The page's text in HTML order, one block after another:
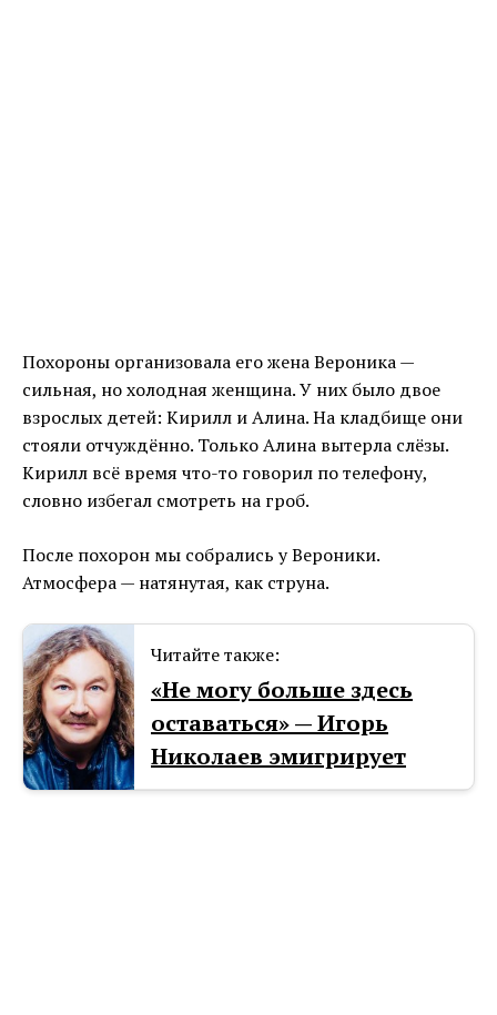
Похороны организовала его жена Вероника —
сильная, но холодная женщина. У них было двое
взрослых детей: Кирилл и Алина. На кладбище они
стояли отчуждённо. Только Алина вытерла слёзы.
Кирилл всё время что-то говорил по телефону,
словно избегал смотреть на гроб.
После похорон мы собрались у Вероники.
Атмосфера — натянутая, как струна.
Читайте также:
«Не могу больше здесь
оставаться» — Игорь
Николаев эмигpирует